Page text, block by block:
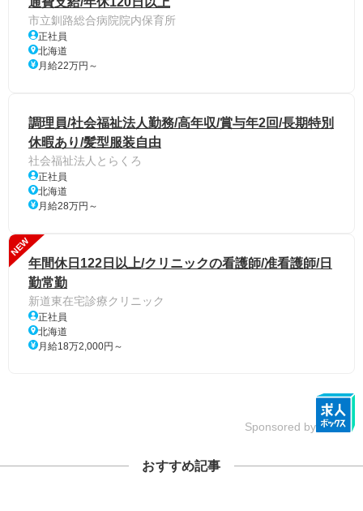
市立釧路総合病院院内保育所
正社員
北海道
月給22万円～
調理員/社会福祉法人勤務/高年収/賞与年2回/長期特別
休暇あり/髪型服装自由
社会福祉法人とらくろ
正社員
北海道
月給28万円～
NEW
年間休日122日以上/クリニックの看護師/准看護師/日
勤常勤
新道東在宅診療クリニック
正社員
北海道
月給18万2,000円～
Sponsored by
おすすめ記事